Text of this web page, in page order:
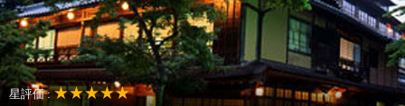
星評価 :★★★★★